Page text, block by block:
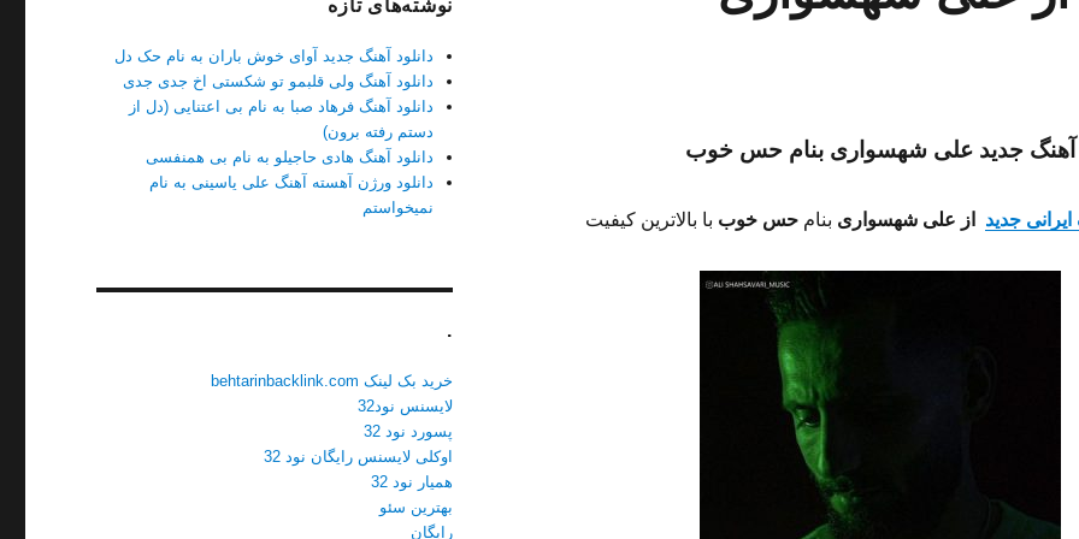
آهنگ جدید علی شهسواری بنام حس خوب
جدید از علی شهسواری بنام حس خوب با بالاترین کیفیت
نوشته‌های تازه
دانلود آهنگ جدید آوای خوش باران به نام حک دل
دانلود آهنگ ولی قلبمو تو شکستی اخ جدی جدی
دانلود آهنگ فرهاد صبا به نام بی اعتنایی (دل از
دستم رفته برون)
دانلود آهنگ هادی حاجیلو به نام بی همنفسی
دانلود ورژن آهسته آهنگ علی یاسینی به نام
نمیخواستم
.
خرید بک لینک behtarinbacklink.com
لایسنس نود32
پسورد نود 32
اوکلی لایسنس رایگان نود 32
همیار نود 32
بهترین سئو
رایگان